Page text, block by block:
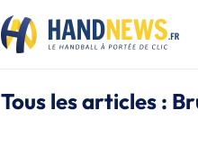
Tous les articles :